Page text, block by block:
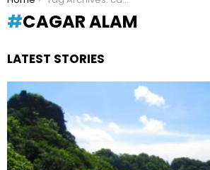
CAGAR ALAM
LATEST STORIES